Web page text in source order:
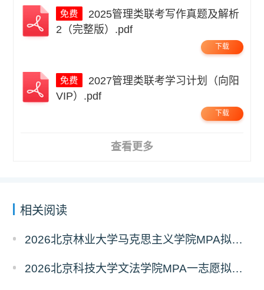
2（完整版）.pdf
下载
VIP）.pdf
下载
查看更多
相关阅读
2026北京林业大学马克思主义学院MPA拟录取分析解读
2026北京科技大学文法学院MPA一志愿拟录取分析解读